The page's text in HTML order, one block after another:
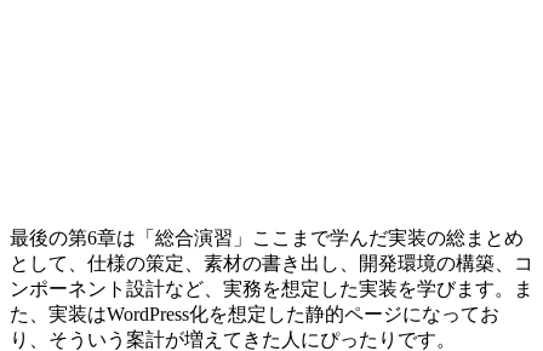
最後の第6章は「総合演習」ここまで学んだ実装の総まとめ
として、仕様の策定、素材の書き出し、開発環境の構築、コ
ンポーネント設計など、実務を想定した実装を学びます。ま
た、実装はWordPress化を想定した静的ページになってお
り、そういう案計が増えてきた人にぴったりです。